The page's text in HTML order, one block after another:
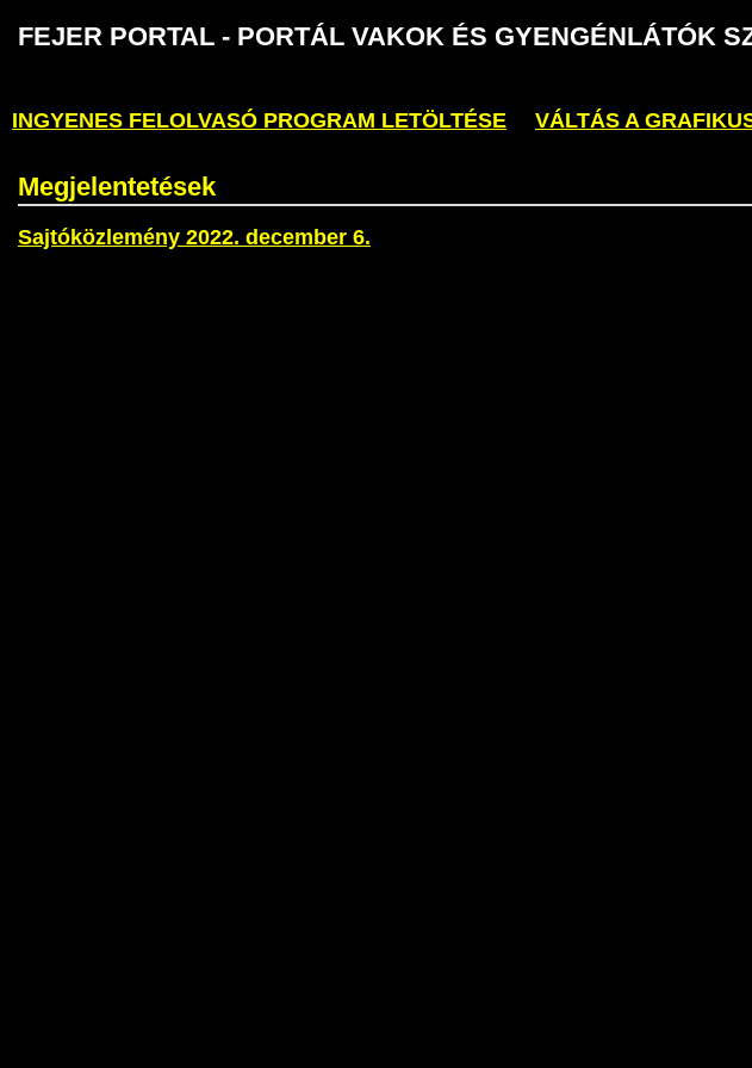
FEJER PORTAL - PORTÁL VAKOK ÉS GYENGÉNLÁTÓK
INGYENES FELOLVASÓ PROGRAM LETÖLTÉSE VÁLTÁS A
Megjelentetések
Sajtóközlemény 2022. december 6.